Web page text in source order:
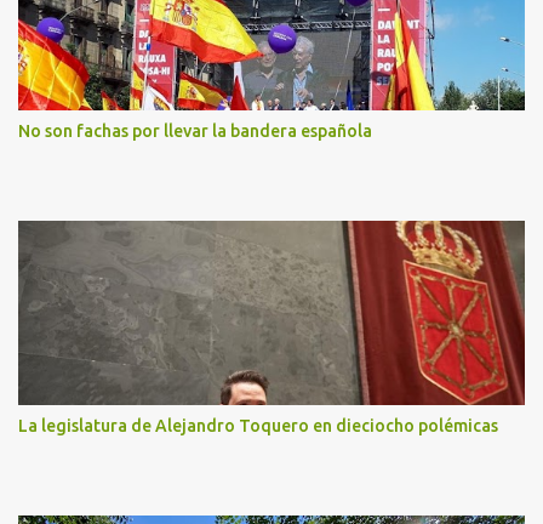
No son fachas por llevar la bandera española
La legislatura de Alejandro Toquero en dieciocho polémicas